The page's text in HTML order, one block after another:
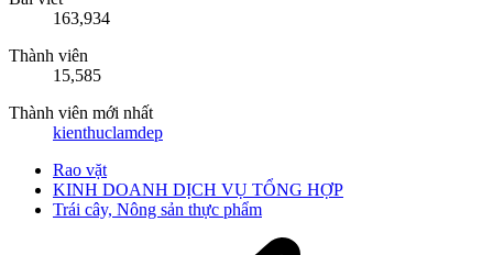
163,934
Thành viên
15,585
Thành viên mới nhất
kienthuclamdep
Rao vặt
KINH DOANH DỊCH VỤ TỔNG HỢP
Trái cây, Nông sản thực phẩm